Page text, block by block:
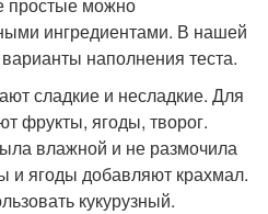
Пирог с капустой
ингредиентами. В нашей
наполнения теста.
сладкие и несладкие. Для
фрукты, ягоды, творог.
влажной и не размочила
и ягоды добавляют крахмал.
кукурузный.